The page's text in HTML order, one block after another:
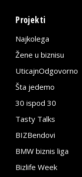
Projekti
Najkolega
Žene u biznisu
UticajnOdgovorno
Šta jedemo
30 ispod 30
Tasty Talks
BIZBendovi
BMW biznis liga
Bizlife Week